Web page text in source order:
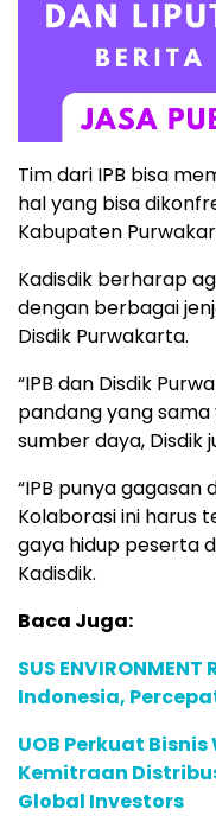
Tim dari IPB bisa
hal yang bisa
Kabupaten
Kadisdik berharap
dengan berbagai
Disdik Purwakarta.
“IPB dan Disdik
pandang yang
sumber daya, Disdik
“IPB punya gagasan
Kolaborasi ini harus
gaya hidup peserta
Kadisdik.
Baca Juga:
SUS
Indonesia,
UOB Perkuat
Kemitraan
Global Investors